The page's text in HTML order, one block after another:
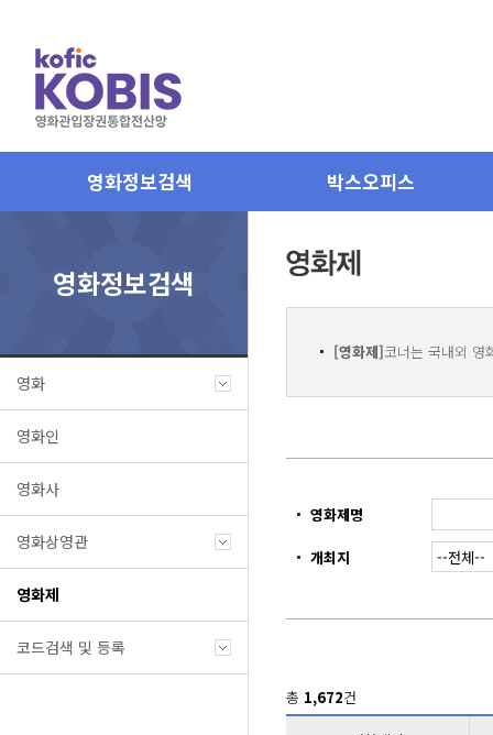
영화정보검색 박스오피스
영화정보검색
영화
영화인
영화사
영화상영관
영화제
코드검색 및 등록
[영화제]코너는 국내외 영
영화제명
개최지
총 1,672건